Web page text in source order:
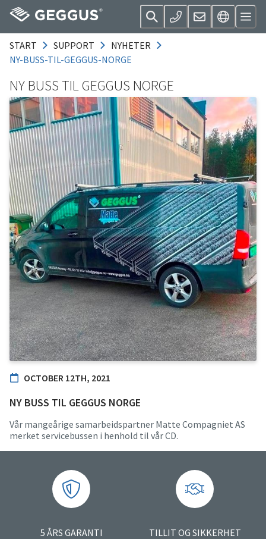
START SUPPORT
NYHETER
NY-BUSS-TIL-GEGGUS-NORGE
NY BUSS TIL GEGGUS NORGE
OCTOBER 12TH, 2021
NY BUSS TIL GEGGUS NORGE
Vår mangeårige samarbeidspartner Matte Compagniet AS
merket servicebussen i henhold til vår CD.
5 ÅRS GARANTI TILLIT OG SIKKERHET